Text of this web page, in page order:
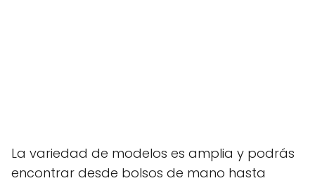
La variedad de modelos es amplia y podrás
encontrar desde bolsos de mano hasta